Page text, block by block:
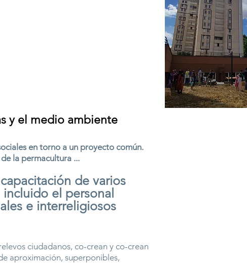
y el medio ambiente
en torno a un proyecto común.
la permacultura ...
de varios
el personal
e interreligiosos
ciudadanos, co-crean y co-crean
aproximación, superponibles,